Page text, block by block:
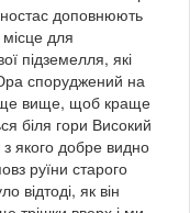
доповнюють
для
підземелля, які
споруджений на
ще вище, щоб краще
біля гори Високий
якого добре видно
руїни старого
відтоді, як він